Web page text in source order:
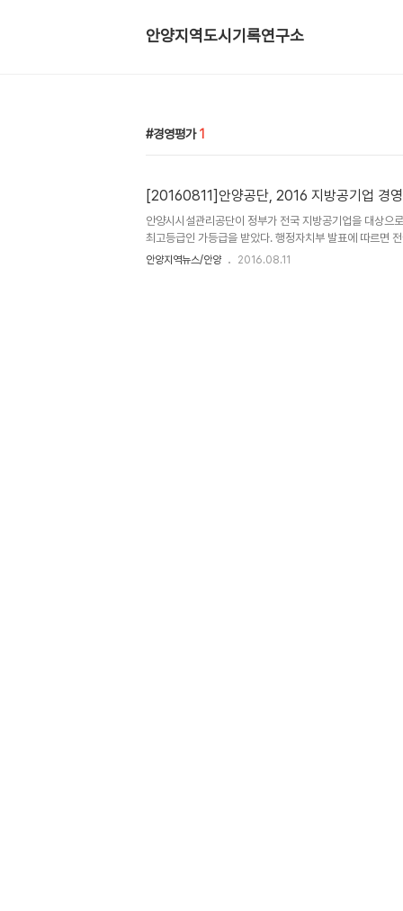
안양지역도시기록연구소
경영평가 1
[20160811]안양공단, 2016 지방공기업 경
안양시시설관리공단이 정부가 전국 지방공기업을 대상으
최고등급인 가등급을 받았다. 행정자치부 발표에 따르면
로 한 2016 지방공기업 경영평가에서 안양시시설관리공단
수 등급에 선정되었고, 특히, 처음으로 실시된 전국 단위
안양지역뉴스/안양 2016.08.11